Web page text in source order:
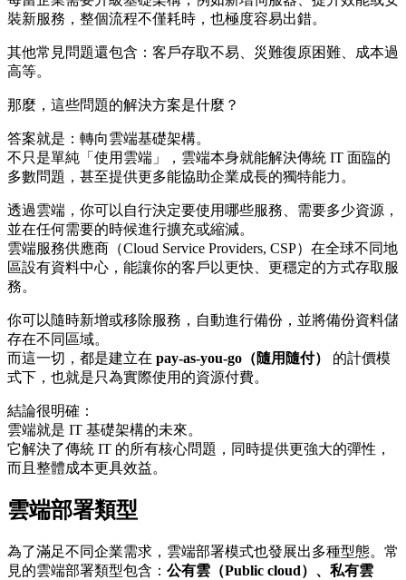
裝新服務，整個流程不僅耗時，也極度容易出錯。
其他常見問題還包含：客戶存取不易、災難復原困難、成本過
高等。
那麼，這些問題的解決方案是什麼？
答案就是：轉向雲端基礎架構。
不只是單純「使用雲端」，雲端本身就能解決傳統 IT 面臨的
多數問題，甚至提供更多能協助企業成長的獨特能力。
透過雲端，你可以自行決定要使用哪些服務、需要多少資源，
並在任何需要的時候進行擴充或縮減。
雲端服務供應商（Cloud Service Providers, CSP）在全球不同地
區設有資料中心，能讓你的客戶以更快、更穩定的方式存取服
務。
你可以隨時新增或移除服務，自動進行備份，並將備份資料儲
存在不同區域。
而這一切，都是建立在 pay-as-you-go（隨用隨付）
的計價模
式下，也就是只為實際使用的資源付費。
結論很明確：
雲端就是 IT 基礎架構的未來。
它解決了傳統 IT 的所有核心問題，同時提供更強大的彈性，
而且整體成本更具效益。
雲端部署類型
為了滿足不同企業需求，雲端部署模式也發展出多種型態。常
見的雲端部署類型包含： 公有雲（Public cloud）、私有雲